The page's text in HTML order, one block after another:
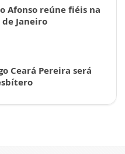
Afonso reúne fiéis na
Janeiro
Ceará Pereira será